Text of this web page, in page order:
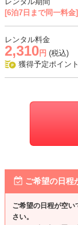
[6泊7日まで同一料金]
レンタル料金
2,310 円 (税込)
獲得予定ポイント
ご希望の日程
ご希望の日程が空
さい。